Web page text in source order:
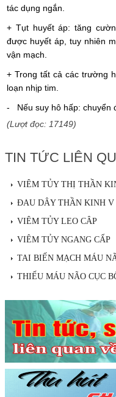
tác dụng ngắn.
+ Tụt huyết áp: tăng
được huyết áp, tuy nhiên
vận mạch.
+ Trong tất cả các trường
loạn nhịp tim.
- Nếu suy hô hấp: chuyển
(Lượt đọc: 17149)
TIN TỨC LIÊN
VIÊM TỦY THỊ THẦN
ĐAU DÂY THẦN KINH V
VIÊM TỦY LEO CÂP
VIÊM TỦY NGANG CẤP
TAI BIẾN MẠCH MÁU
THIẾU MÁU NÃO CỤC